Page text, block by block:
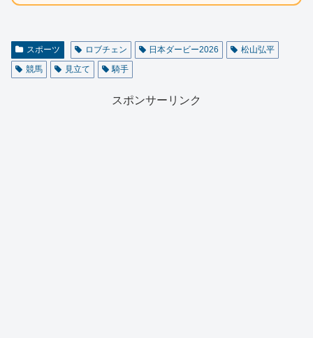
スポーツ ロブチェン 日本ダービー2026
松山弘平
競馬
見立て 騎手
スポンサーリンク